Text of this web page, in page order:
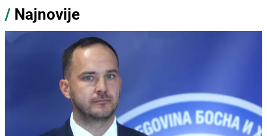
/ Najnovije